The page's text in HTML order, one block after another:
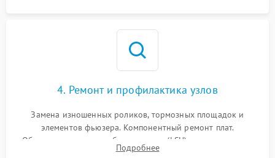
4. Ремонт и профилактика узлов
Замена изношенных роликов, тормозных площадок и
элементов фьюзера. Компонентный ремонт плат.
Обязательная очистка блока лазера (LSU), зеркал и тракта
печати от просыпанного тонера и бумажной пыли.
Подробнее